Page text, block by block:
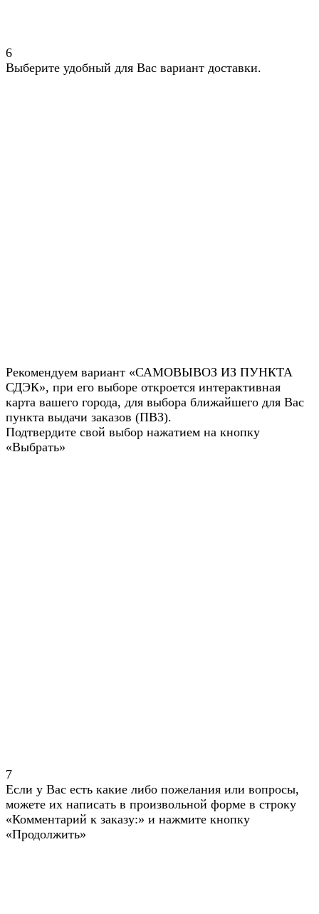
6
Выберите удобный для Вас вариант доставки.
Рекомендуем вариант «САМОВЫВОЗ ИЗ ПУНКТА
СДЭК», при его выборе откроется интерактивная
карта вашего города, для выбора ближайшего для Вас
пункта выдачи заказов (ПВЗ).
Подтвердите свой выбор нажатием на кнопку
«Выбрать»
7
Если у Вас есть какие либо пожелания или вопросы,
можете их написать в произвольной форме в строку
«Комментарий к заказу:» и нажмите кнопку
«Продолжить»